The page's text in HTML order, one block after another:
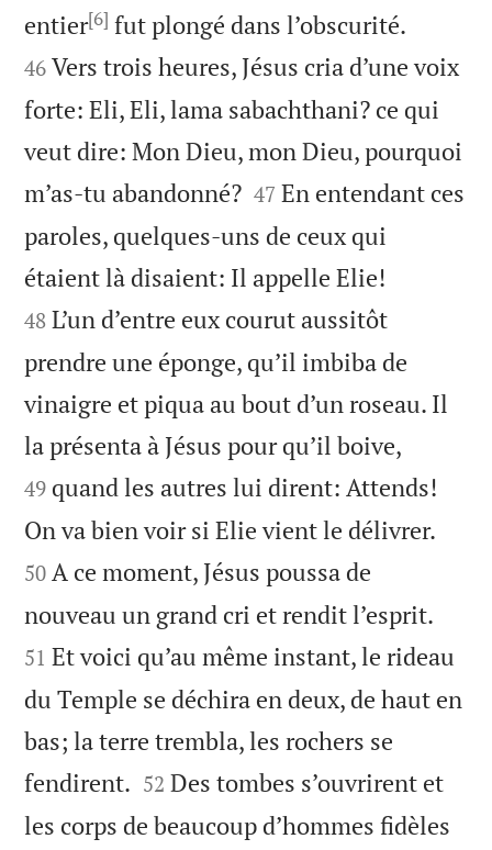
entier[6] fut plongé dans l’obscurité.
46 Vers trois heures, Jésus cria d’une voix
forte: Eli, Eli, lama sabachthani? ce qui
veut dire: Mon Dieu, mon Dieu, pourquoi
m’as-tu abandonné?
47 En entendant ces
paroles, quelques-uns de ceux qui
étaient là disaient: Il appelle Elie!
48 L’un d’entre eux courut aussitôt
prendre une éponge, qu’il imbiba de
vinaigre et piqua au bout d’un roseau. Il
la présenta à Jésus pour qu’il boive,
49 quand les autres lui dirent: Attends!
On va bien voir si Elie vient le délivrer.
50 A ce moment, Jésus poussa de
nouveau un grand cri et rendit l’esprit.
51 Et voici qu’au même instant, le rideau
du Temple se déchira en deux, de haut en
bas; la terre trembla, les rochers se
fendirent. 

52 Des tombes s’ouvrirent et
les corps de beaucoup d’hommes fidèles